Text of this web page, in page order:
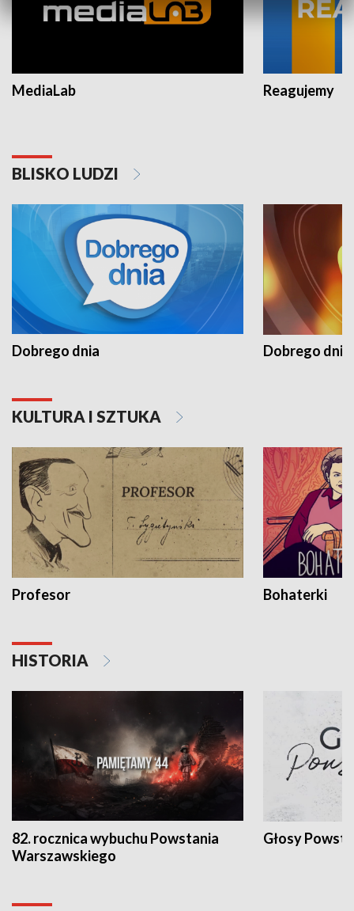
MediaLab Reagujemy
BLISKO LUDZI
Dobrego dnia Dobrego dnia
KULTURA I SZTUKA
Profesor Bohaterki
HISTORIA
82. rocznica wybuchu Powstania
Warszawskiego
Głosy